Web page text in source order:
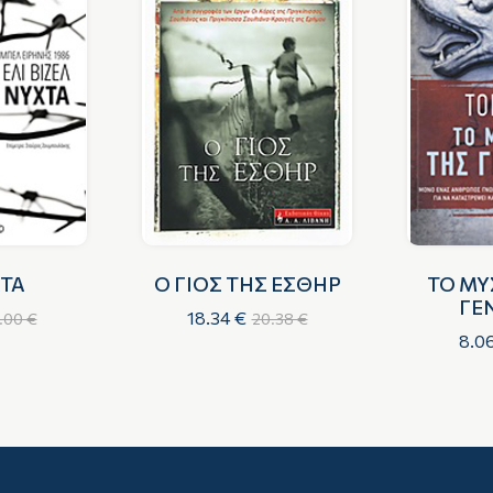
€
Ο ΓΙΟΣ ΤΗΣ ΕΣΘΗΡ
18.34 € 20.38 €
ΤΟ